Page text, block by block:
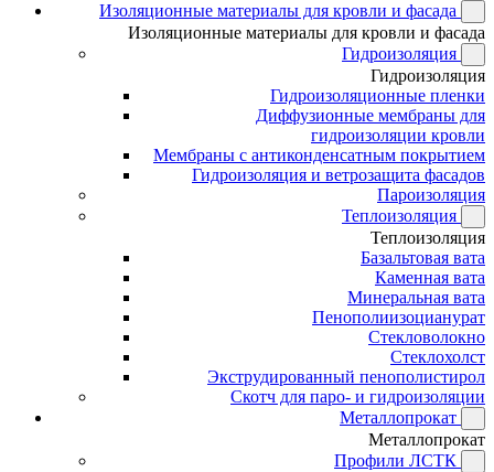
Изоляционные материалы для кровли и фасада
Изоляционные материалы для кровли и фасада
Гидроизоляция
Гидроизоляция
Гидроизоляционные пленки
Диффузионные мембраны для
гидроизоляции кровли
Мембраны с антиконденсатным покрытием
Гидроизоляция и ветрозащита фасадов
Пароизоляция
Теплоизоляция
Теплоизоляция
Базальтовая вата
Каменная вата
Минеральная вата
Пенополиизоцианурат
Стекловолокно
Стеклохолст
Экструдированный пенополистирол
Скотч для паро- и гидроизоляции
Металлопрокат
Металлопрокат
Профили ЛСТК